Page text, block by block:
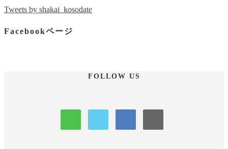
Tweets by shakai_kosodate
Facebookページ
FOLLOW US